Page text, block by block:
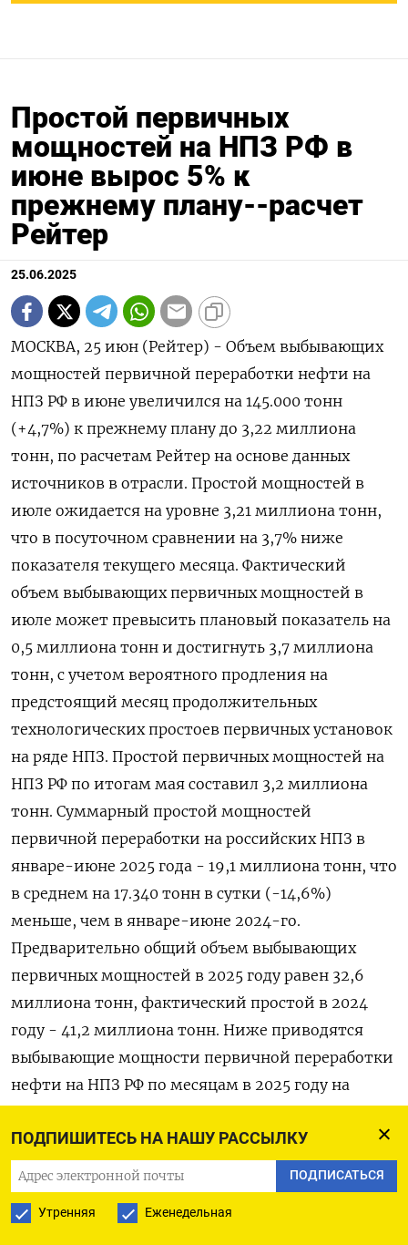
ПОДПИШИТЕСЬ НА НАШУ РАССЫЛКУ
ПОДПИСАТЬСЯ
Утренняя Еженедельная
Простой первичных
мощностей на НПЗ РФ в
июне вырос 5% к
прежнему плану--расчет
Рейтер
25.06.2025
МОСКВА, 25 июн (Рейтер) - Объем выбывающих
мощностей первичной переработки нефти на
НПЗ РФ в июне увеличился на 145.000 тонн
(+4,7%) к прежнему плану до 3,22 миллиона
тонн, по расчетам Рейтер на основе данных
источников в отрасли. Простой мощностей в
июле ожидается на уровне 3,21 миллиона тонн,
что в посуточном сравнении на 3,7% ниже
показателя текущего месяца. Фактический
объем выбывающих первичных мощностей в
июле может превысить плановый показатель на
0,5 миллиона тонн и достигнуть 3,7 миллиона
тонн, с учетом вероятного продления на
предстоящий месяц продолжительных
технологических простоев первичных установок
на ряде НПЗ. Простой первичных мощностей на
НПЗ РФ по итогам мая составил 3,2 миллиона
тонн. Суммарный простой мощностей
первичной переработки на российских НПЗ в
январе-июне 2025 года - 19,1 миллиона тонн, что
в среднем на 17.340 тонн в сутки (-14,6%)
меньше, чем в январе-июне 2024-го.
Предварительно общий объем выбывающих
первичных мощностей в 2025 году равен 32,6
миллиона тонн, фактический простой в 2024
году - 41,2 миллиона тонн. Ниже приводятся
выбывающие мощности первичной переработки
нефти на НПЗ РФ по месяцам в 2025 году на
работ: Период Всего за тыс. т/сут в % к общей в %
к Фактический тыс. т/сут в % к общей месяц 25г
(25г) мощности НПЗ выбывающим простой 24г
(24г) мощности (25г) мощностям НПЗ (24г) 24г